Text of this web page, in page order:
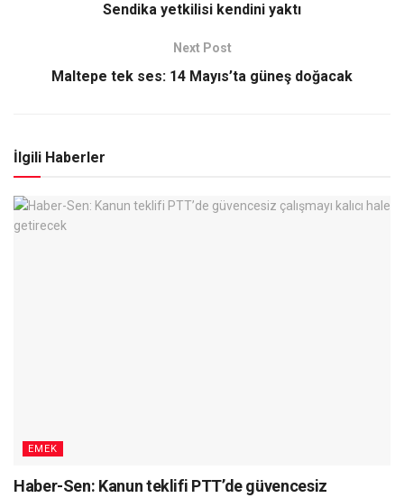
Sendika yetkilisi kendini yaktı
Next Post
Maltepe tek ses: 14 Mayıs’ta güneş doğacak
İlgili Haberler
EMEK
Haber-Sen: Kanun teklifi PTT’de güvencesiz